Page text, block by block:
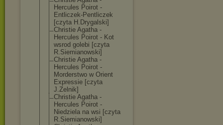
Hercules Poirot -
Entliczek-Pent liczek
[czyta H.Drygalski]
Christie Agatha -
Hercules Poirot - Kot
wsrod golebi [czyta
R.Siemianowski]
Christie Agatha -
Hercules Poirot -
Morderstwo w Orient
Expressie [czyta
J.Zelnik]
Christie Agatha -
Hercules Poirot -
Niedziela na wsi [czyta
R.Siemianowski]